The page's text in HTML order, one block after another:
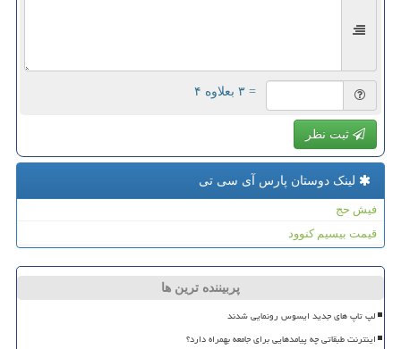
= ۳ بعلاوه ۴
ثبت نظر
لینک دوستان پارس آی سی تی
فیش حج
قیمت بیسیم کنوود
پربیننده ترین ها
لپ تاپ های جدید ایسوس رونمایی شدند
اینترنت طبقاتی چه پیامدهایی برای جامعه بهمراه دارد؟